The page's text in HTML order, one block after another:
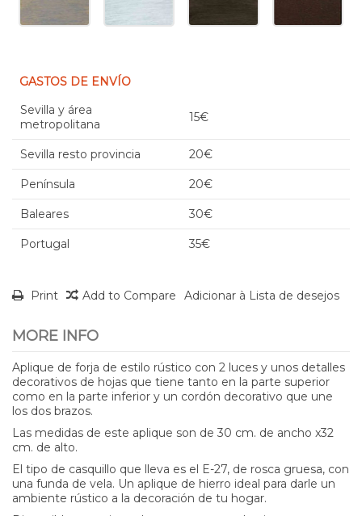
GASTOS DE ENVÍO
Sevilla y área
metropolitana
15€
Sevilla resto provincia 20€
Península 20€
Baleares 30€
Portugal 35€
Print Add to Compare Adicionar à Lista de desejos
MORE INFO
Aplique de forja de estilo rústico con 2 luces y unos detalles
decorativos de hojas que tiene tanto en la parte superior
como en la parte inferior y un cordón decorativo que une
los dos brazos.
Las medidas de este aplique son de 30 cm. de ancho x32
cm. de alto.
El tipo de casquillo que lleva es el E-27, de rosca gruesa, con
una funda de vela. Un aplique de hierro ideal para darle un
ambiente rústico a la decoración de tu hogar.